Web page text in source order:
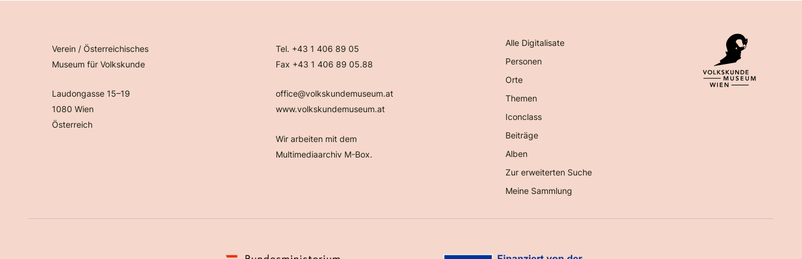
Verein / Österreichisches
Museum für Volkskunde
Laudongasse 15–19
1080 Wien
Österreich
Tel. +43 1 406 89 05
Fax +43 1 406 89 05.88
office@volkskundemuseum.at
www.volkskundemuseum.at
Wir arbeiten mit dem
Multimediaarchiv M-Box.
Alle Digitalisate
Personen
Orte
Themen
Iconclass
Beiträge
Alben
Zur erweiterten Suche
Meine Sammlung